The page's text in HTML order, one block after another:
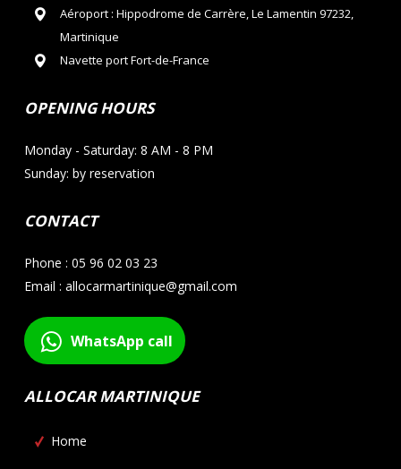
Aéroport : Hippodrome de Carrère, Le Lamentin 97232,
Martinique
Navette port Fort-de-France
OPENING HOURS
Monday - Saturday: 8 AM - 8 PM
Sunday: by reservation
CONTACT
Phone : 05 96 02 03 23
Email : allocarmartinique@gmail.com
WhatsApp call
ALLOCAR MARTINIQUE
Home